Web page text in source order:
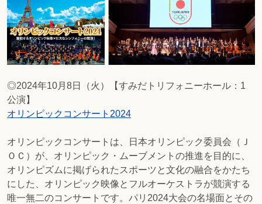
◎2024年10月8日（火）【すみだトリフォニーホール：1
公演】
オリンピックコンサート2024
オリンピックコンサートは、日本オリンピック委員会（Ｊ
ＯＣ）が、オリンピック・ムーブメントの推進を目的に、
オリンピズムに掲げられたスポーツと文化の融合をかたち
にした、オリンピック映像とフルオーケストラが競演する
唯一無二のコンサートです。パリ2024大会の名場面とその